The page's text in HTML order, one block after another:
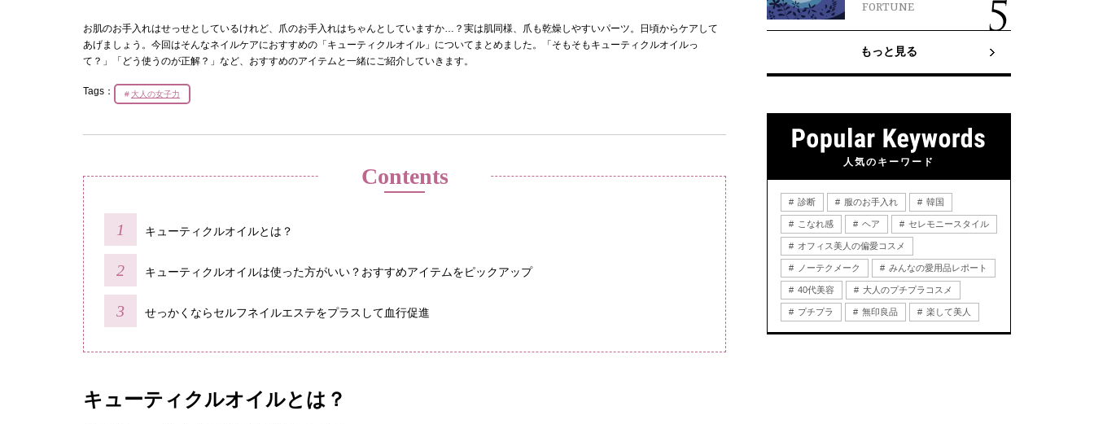
お肌のお手入れはせっせとしているけれど、爪のお手入れはちゃんとしていますか…？実は肌同様、爪も乾燥しやすいパーツ。日頃からケアして
あげましょう。今回はそんなネイルケアにおすすめの「キューティクルオイル」についてまとめました。「そもそもキューティクルオイルっ
て？」「どう使うのが正解？」など、おすすめのアイテムと一緒にご紹介していきます。
Tags： 大人の女子力
Contents
キューティクルオイルとは？
キューティクルオイルは使った方がいい？おすすめアイテムをピックアップ
せっかくならセルフネイルエステをプラスして血行促進
キューティクルオイルとは？
FORTUNE
もっと見る
人気のキーワード
診断 服のお手入れ 韓国
こなれ感 ヘア セレモニースタイル
オフィス美人の偏愛コスメ
ノーテクメーク みんなの愛用品レポート
40代美容 大人のプチプラコスメ
プチプラ 無印良品 楽して美人